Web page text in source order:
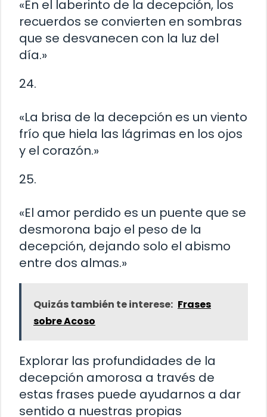
«En el laberinto de la decepción, los
recuerdos se convierten en sombras
que se desvanecen con la luz del
día.»
24.
«La brisa de la decepción es un viento
frío que hiela las lágrimas en los ojos
y el corazón.»
25.
«El amor perdido es un puente que se
desmorona bajo el peso de la
decepción, dejando solo el abismo
entre dos almas.»
Quizás también te interese: Frases
sobre Acoso
Explorar las profundidades de la
decepción amorosa a través de
estas frases puede ayudarnos a dar
sentido a nuestras propias